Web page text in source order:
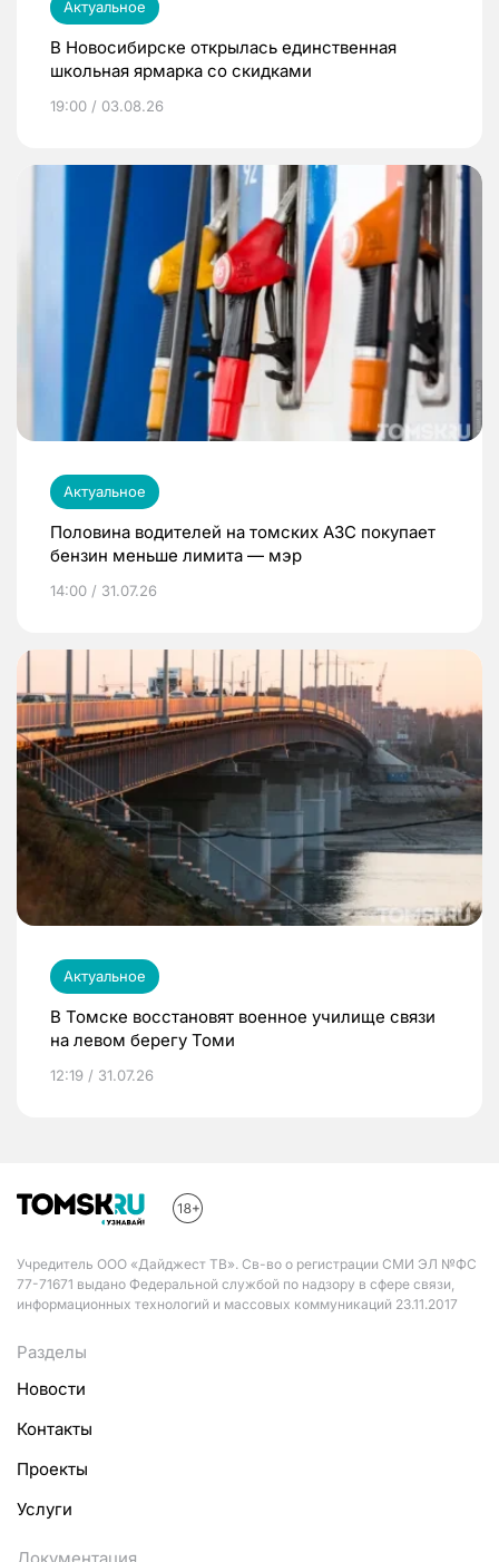
Актуальное
В Новосибирске открылась единственная
школьная ярмарка со скидками
19:00 / 03.08.26
Актуальное
Половина водителей на томских АЗС покупает
бензин меньше лимита — мэр
14:00 / 31.07.26
Актуальное
В Томске восстановят военное училище связи
на левом берегу Томи
12:19 / 31.07.26
Учредитель ООО «Дайджест ТВ». Св-во о регистрации СМИ ЭЛ №ФС
77-71671 выдано Федеральной службой по надзору в сфере связи,
информационных технологий и массовых коммуникаций 23.11.2017
Разделы
Новости
Контакты
Проекты
Услуги